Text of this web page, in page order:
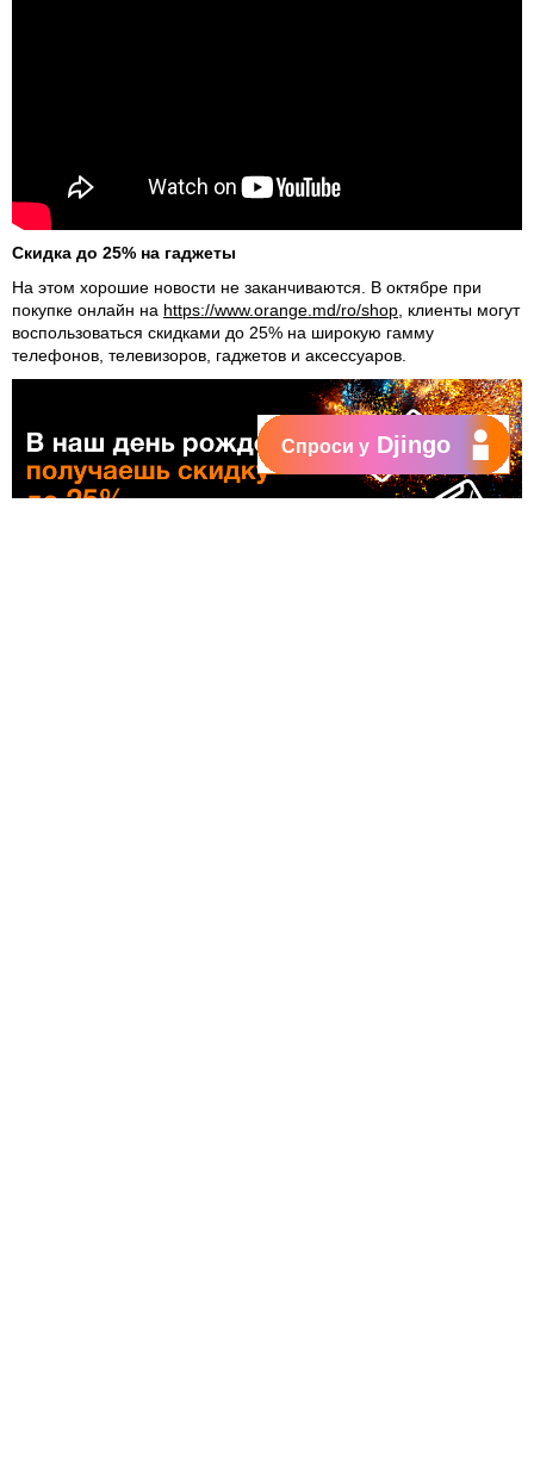
Скидка до 25% на гаджеты
На этом хорошие новости не заканчиваются. В октябре при
покупке онлайн на https://www.orange.md/ro/shop , клиенты могут
воспользоваться скидками до 25% на широкую гамму
телефонов, телевизоров, гаджетов и аксессуаров.
Спроси у Djingo